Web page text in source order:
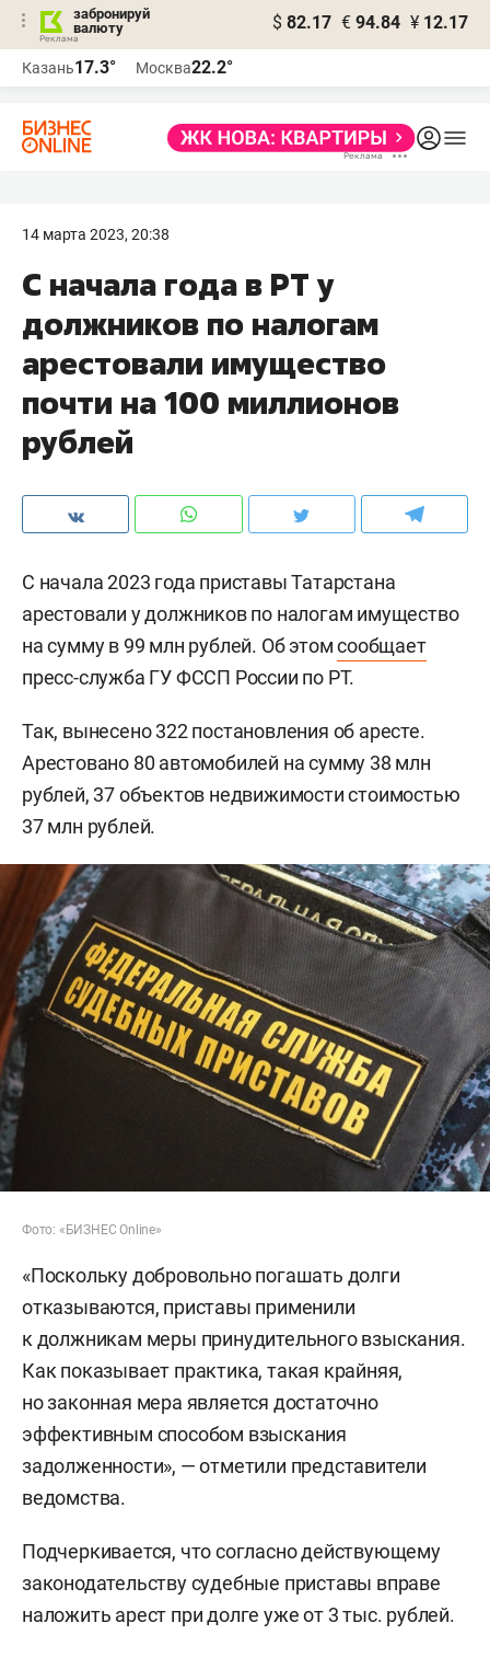
забронируй
валюту
$ 82.17 € 94.84 ¥ 12.17
Казань17.3° Москва22.2°
14 марта 2023, 20:38
С начала года в РТ у
должников по налогам
арестовали имущество
почти на 100 миллионов
рублей
С начала 2023 года приставы Татарстана
арестовали у должников по налогам имущество
на сумму в 99 млн рублей. Об этомсообщает
пресс-служба ГУ ФССП России по РТ.
Так, вынесено 322 постановления об аресте.
Арестовано 80 автомобилей на сумму 38 млн
рублей, 37 объектов недвижимости стоимостью
37 млн рублей.
Фото: «БИЗНЕС Online»
«Поскольку добровольно погашать долги
отказываются, приставы применили
к должникам меры принудительного взыскания.
Как показывает практика, такая крайняя,
но законная мера является достаточно
эффективным способом взыскания
задолженности», — отметили представители
ведомства.
Подчеркивается, что согласно действующему
законодательству судебные приставы вправе
наложить арест при долге уже от 3 тыс. рублей.